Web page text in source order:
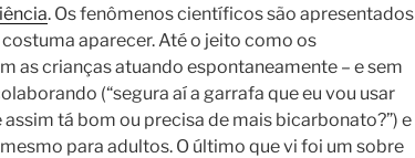
. Os fenômenos científicos são apresentados
aparecer. Até o jeito como os
as crianças atuando espontaneamente – e sem
(“segura aí a garrafa que eu vou usar
tá bom ou precisa de mais bicarbonato?”) e
para adultos. O último que vi foi um sobre